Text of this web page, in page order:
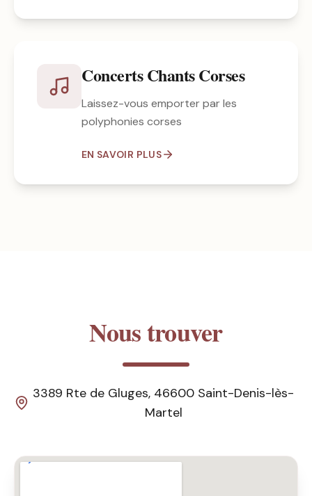
Concerts Chants Corses
Laissez-vous emporter par les
polyphonies corses
EN SAVOIR PLUS
Nous trouver
3389 Rte de Gluges, 46600 Saint-Denis-lès-
Martel